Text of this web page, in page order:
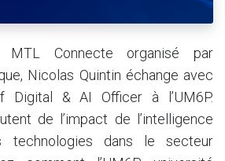
MTL Connecte organisé par
Nicolas Quintin échange avec
Digital & AI Officer à l’UM6P.
de l’impact de l’intelligence
technologies dans le secteur